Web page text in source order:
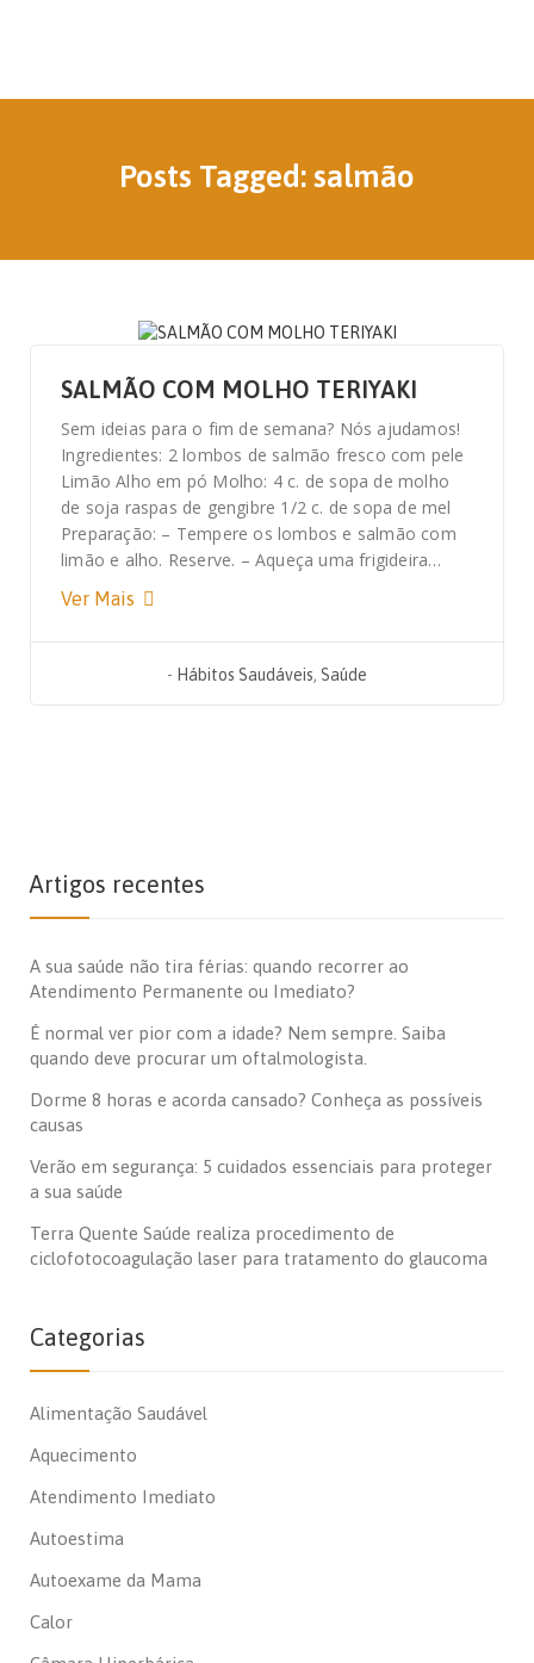
Posts Tagged: salmão
SALMÃO COM MOLHO TERIYAKI
Sem ideias para o fim de semana? Nós ajudamos!
Ingredientes: 2 lombos de salmão fresco com pele
Limão Alho em pó Molho: 4 c. de sopa de molho
de soja raspas de gengibre 1/2 c. de sopa de mel
Preparação: – Tempere os lombos e salmão com
limão e alho. Reserve. – Aqueça uma frigideira…
Ver Mais
- Hábitos Saudáveis, Saúde
Artigos recentes
A sua saúde não tira férias: quando recorrer ao
Atendimento Permanente ou Imediato?
É normal ver pior com a idade? Nem sempre. Saiba
quando deve procurar um oftalmologista.
Dorme 8 horas e acorda cansado? Conheça as possíveis
causas
Verão em segurança: 5 cuidados essenciais para proteger
a sua saúde
Terra Quente Saúde realiza procedimento de
ciclofotocoagulação laser para tratamento do glaucoma
Categorias
Alimentação Saudável
Aquecimento
Atendimento Imediato
Autoestima
Autoexame da Mama
Calor